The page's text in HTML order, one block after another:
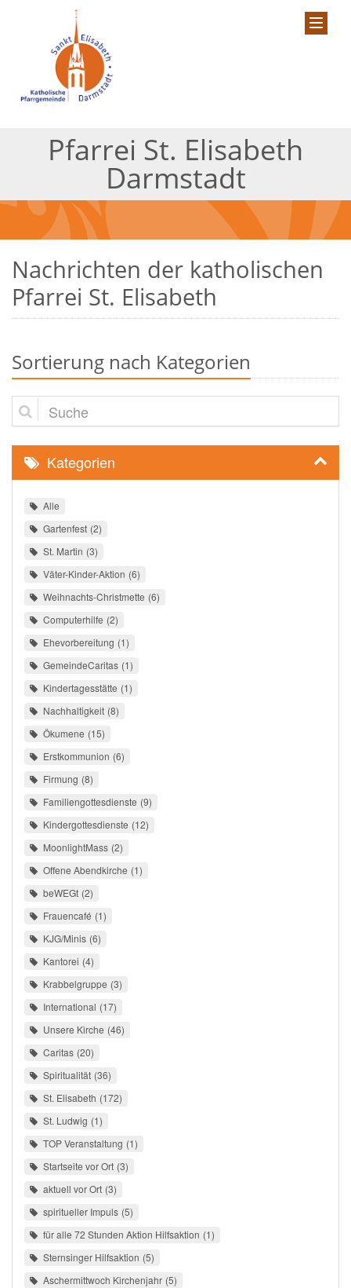
Pfarrei St. Elisabeth
Darmstadt
Nachrichten der katholischen
Pfarrei St. Elisabeth
Sortierung nach Kategorien
Suche
Kategorien
Alle
Gartenfest 2
St. Martin 3
Väter-Kinder-Aktion 6
Weihnachts-Christmette 6
Computerhilfe 2
Ehevorbereitung 1
GemeindeCaritas 1
Kindertagesstätte 1
Nachhaltigkeit 8
Ökumene 15
Erstkommunion 6
Firmung 8
Familiengottesdienste 9
Kindergottesdienste 12
MoonlightMass 2
Offene Abendkirche 1
beWEGt 2
Frauencafé 1
KJG/Minis 6
Kantorei 4
Krabbelgruppe 3
International 17
Unsere Kirche 46
Caritas 20
Spiritualität 36
St. Elisabeth 172
St. Ludwig 1
TOP Veranstaltung 1
Startseite vor Ort 3
aktuell vor Ort 3
spiritueller Impuls 5
für alle 72 Stunden Aktion Hilfsaktion 1
Sternsinger Hilfsaktion 5
Aschermittwoch Kirchenjahr 5